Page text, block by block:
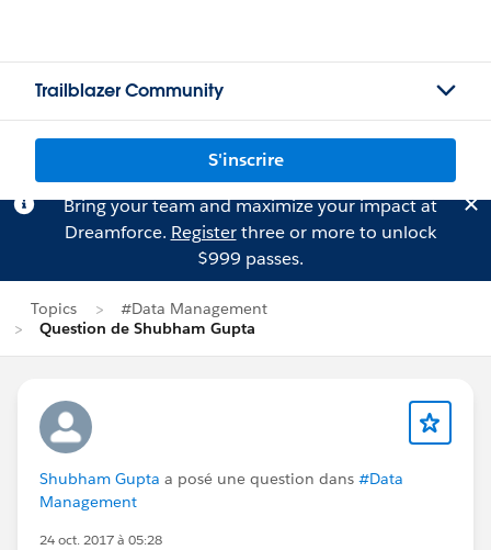
Trailblazer Community
S'inscrire
Bring your team and maximize your impact at
Dreamforce. Registerthree or more to unlock
$999 passes.
Topics
#Data Management
Question de Shubham Gupta
Shubham Gupta a posé une question dans #Data
Management
24 oct. 2017 à 05:28